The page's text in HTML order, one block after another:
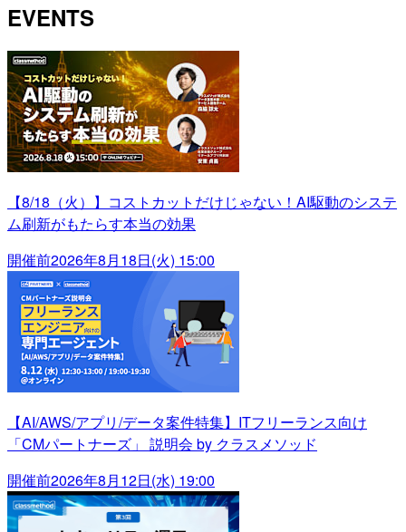
EVENTS
【8/18（火）】コストカットだけじゃない！AI駆動のシステ
ム刷新がもたらす本当の効果
開催前2026年8月18日(火) 15:00
【AI/AWS/アプリ/データ案件特集】ITフリーランス向け
「CMパートナーズ」 説明会 by クラスメソッド
開催前2026年8月12日(水) 19:00